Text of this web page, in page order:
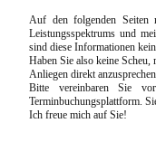
Auf den folgenden Seiten
Leistungsspektrums und
sind diese Informationen
Haben Sie also keine
Anliegen direkt
Bitte vereinbaren Sie
Terminbuchungsplattform.
Ich freue mich auf Sie!